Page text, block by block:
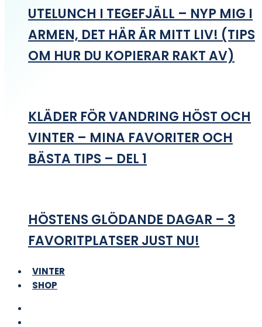
UTELUNCH I TEGEFJÄLL – NYP MIG I
ARMEN, DET HÄR ÄR MITT LIV! (TIPS
OM HUR DU KOPIERAR RAKT AV)
KLÄDER FÖR VANDRING HÖST OCH
VINTER – MINA FAVORITER OCH
BÄSTA TIPS – DEL 1
HÖSTENS GLÖDANDE DAGAR – 3
FAVORITPLATSER JUST NU!
VINTER
SHOP